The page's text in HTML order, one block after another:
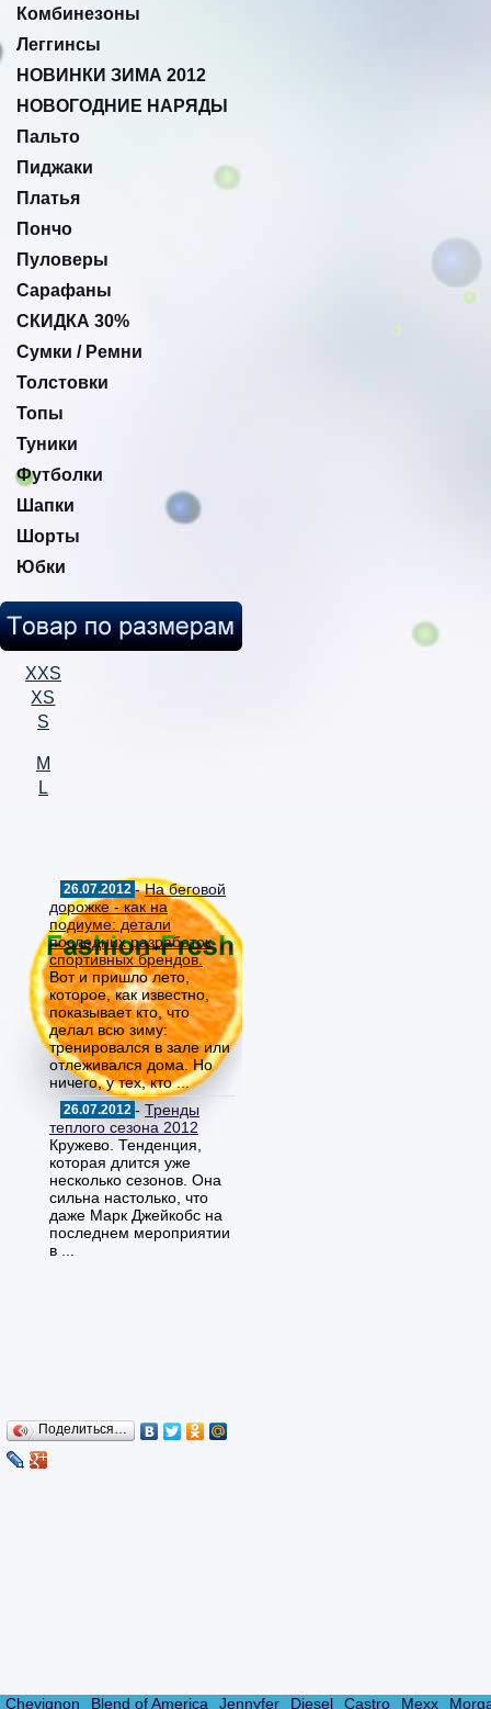
Комбинезоны
Леггинсы
НОВИНКИ ЗИМА 2012
НОВОГОДНИЕ НАРЯДЫ
Пальто
Пиджаки
Платья
Пончо
Пуловеры
Сарафаны
СКИДКА 30%
Сумки / Ремни
Толстовки
Топы
Туники
Футболки
Шапки
Шорты
Юбки
XXS
XS
S
M
L
26.07.2012 -На беговой
дорожке - как на
подиуме: детали
последних разработок
спортивных брендов.
Вот и пришло лето,
которое, как известно,
показывает кто, что
делал всю зиму:
тренировался в зале или
отлеживался дома. Но
ничего, у тех, кто ...
26.07.2012 - Тренды
теплого сезона 2012
Кружево. Тенденция,
которая длится уже
несколько сезонов. Она
сильна настолько, что
даже Марк Джейкобс на
последнем мероприятии
в ...
Поделиться…
Chevignon Blend of America Jennyfer Diesel Castro Mexx